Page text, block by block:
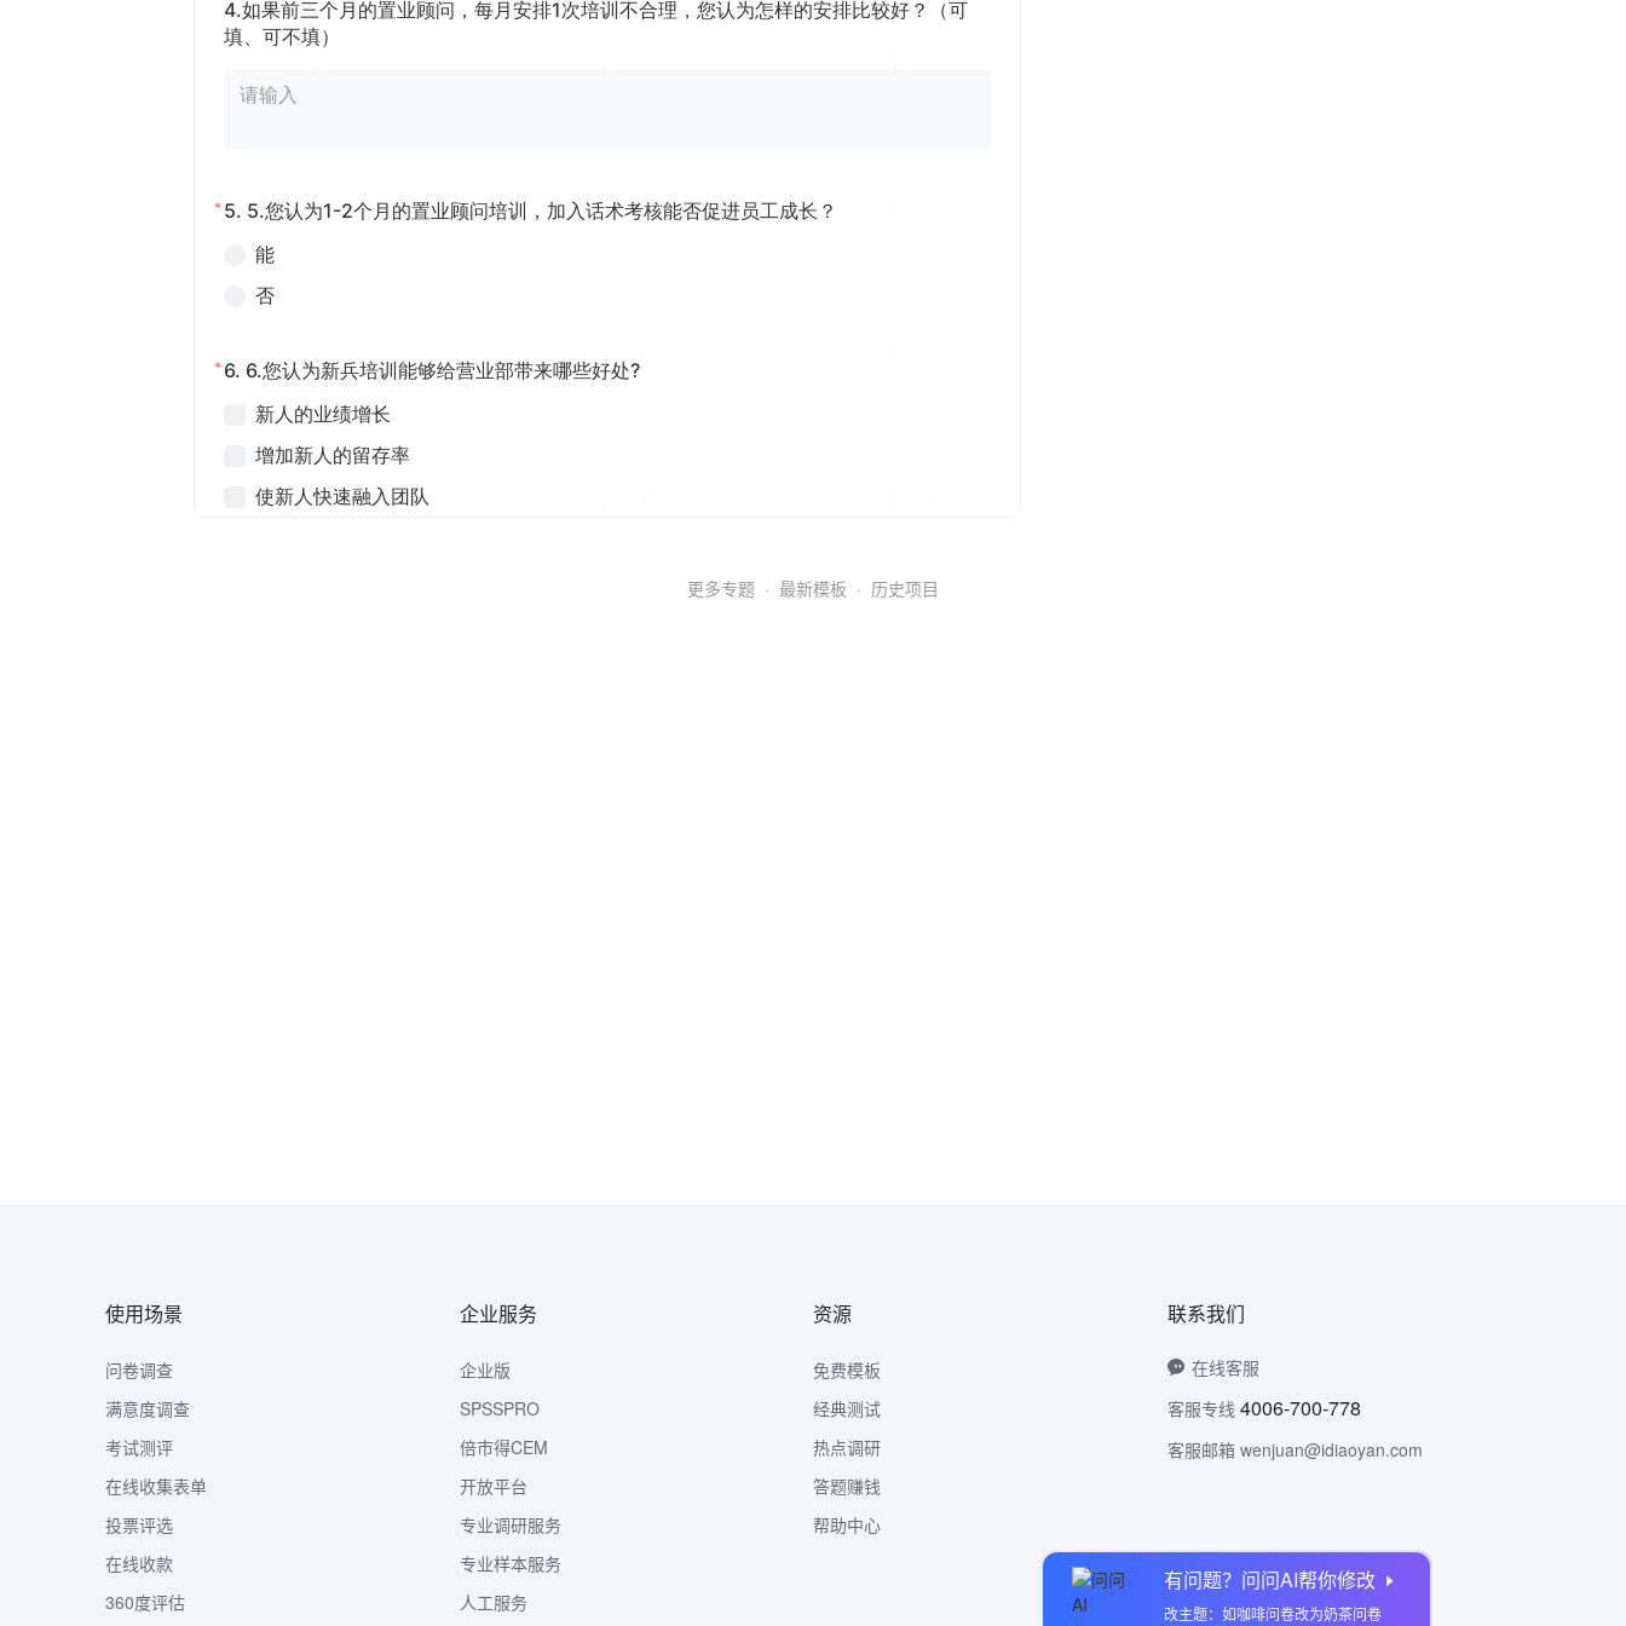
有问题？问问AI帮你修改
改主题：如咖啡问卷改为奶茶问卷
更多专题 · 最新模板 · 历史项目
使用场景
问卷调查
满意度调查
考试测评
在线收集表单
投票评选
在线收款
360度评估
企业服务
企业版
SPSSPRO
倍市得CEM
开放平台
专业调研服务
专业样本服务
人工服务
资源
免费模板
经典测试
热点调研
答题赚钱
帮助中心
联系我们
在线客服
客服专线 4006-700-778
客服邮箱 wenjuan@idiaoyan.com
问卷网公众号